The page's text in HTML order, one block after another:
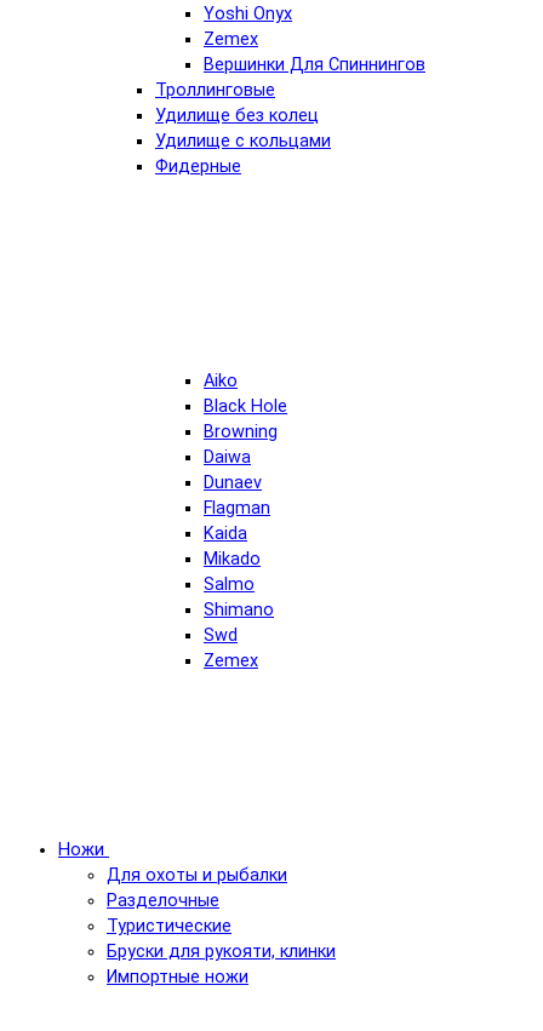
Yoshi Onyx
Zemex
Вершинки Для Спиннингов
Троллинговые
Удилище без колец
Удилище с кольцами
Фидерные
Aiko
Black Hole
Browning
Daiwa
Dunaev
Flagman
Kaida
Mikado
Salmo
Shimano
Swd
Zemex
Ножи
Для охоты и рыбалки
Разделочные
Туристические
Бруски для рукояти, клинки
Импортные ножи